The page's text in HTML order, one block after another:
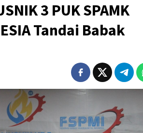
3 PUK SPAMK
Tandai Babak